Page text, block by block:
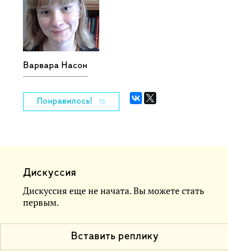
Варвара Насон
Понравилось! 15
Дискуссия
Дискуссия еще не начата. Вы можете стать
первым.
Вставить реплику